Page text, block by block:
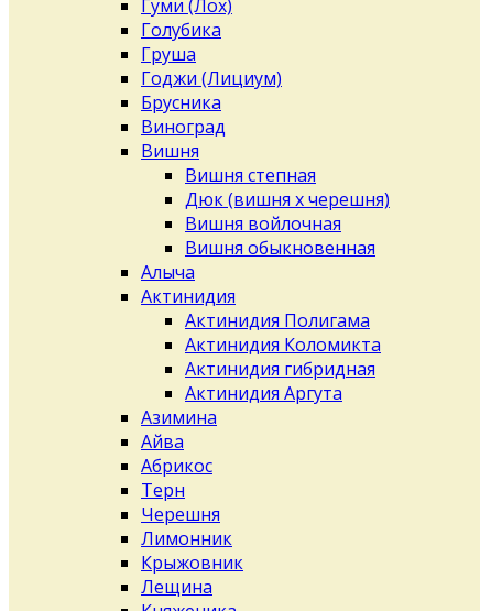
Гуми (Лох)
Голубика
Груша
Годжи (Лициум)
Брусника
Виноград
Вишня
Вишня степная
Дюк (вишня х черешня)
Вишня войлочная
Вишня обыкновенная
Алыча
Актинидия
Актинидия Полигама
Актинидия Коломикта
Актинидия гибридная
Актинидия Аргута
Азимина
Айва
Абрикос
Терн
Черешня
Лимонник
Крыжовник
Лещина